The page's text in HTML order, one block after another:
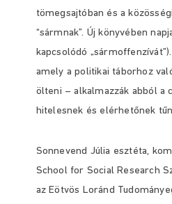
tömegsajtóban és a
“sármnak”. Új könyvében
kapcsolódó
amely a politikai táborhoz
ölteni – alkalmazzák abból a
hitelesnek és elérhetőnek
Sonnevend Júlia esztéta,
School for Social Research
az Eötvös Loránd